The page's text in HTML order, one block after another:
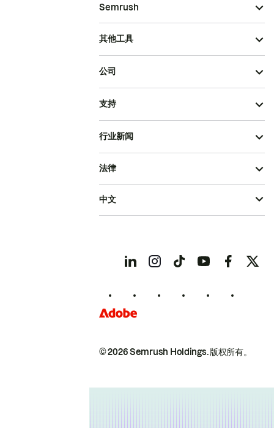
Semrush
其他工具
公司
支持
行业新闻
© 2026 Semrush Holdings.版权所有。
法律
中文